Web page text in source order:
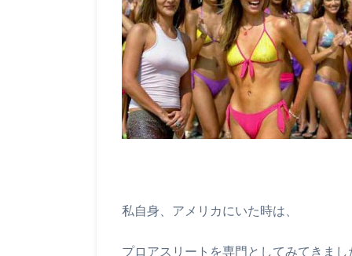
私自身、アメリカにいた時は、
プロアスリートを専門としてみてきまし